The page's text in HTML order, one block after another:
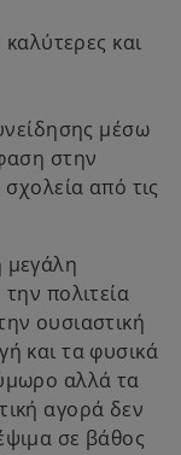
και
μέσω
στην
από τις
πολιτεία
ουσιαστική
και τα φυσικά
αλλά τα
αγορά δεν
σε βάθος